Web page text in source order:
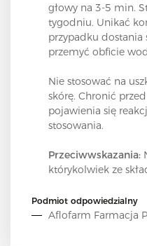
głowy na 3-5 min.
tygodniu. Unikać
przypadku
przemyć obficie
Nie stosować na
skórę. Chronić
pojawienia się
stosowania.
Przeciwwskazania:
którykolwiek ze
Podmiot odpowiedzialny
Aflofarm Farmacja